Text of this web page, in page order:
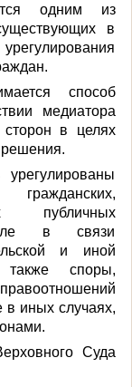
одним из
в
способ
медиатора
сторон в целях
публичных
в связи
и иной
также споры,
в иных случаях,
Суда